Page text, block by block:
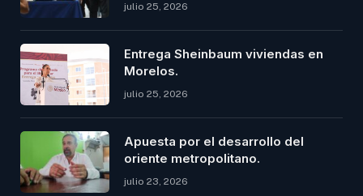
julio 25, 2026
Entrega Sheinbaum viviendas en
Morelos.
julio 25, 2026
Apuesta por el desarrollo del
oriente metropolitano.
julio 23, 2026